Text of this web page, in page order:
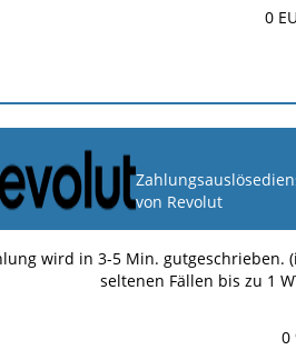
0
von Revolut
wird in 3-5 Min. gutgeschrieben.
seltenen Fällen bis zu 1
0